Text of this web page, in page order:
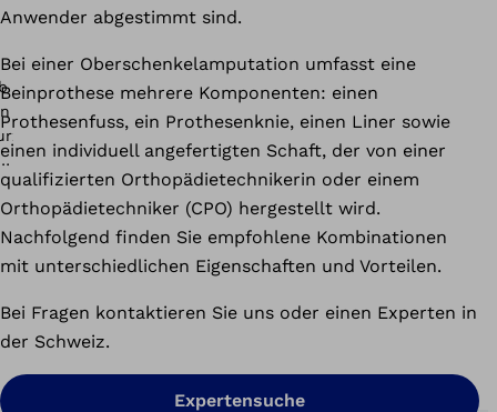
Anwender abgestimmt sind.
Bei einer Oberschenkelamputation umfasst eine
Beinprothese mehrere Komponenten: einen
Prothesenfuss, ein Prothesenknie, einen Liner sowie
einen individuell angefertigten Schaft, der von einer
qualifizierten Orthopädietechnikerin oder einem
Orthopädietechniker (CPO) hergestellt wird.
Nachfolgend finden Sie empfohlene Kombinationen
mit unterschiedlichen Eigenschaften und Vorteilen.
Bei Fragen kontaktieren Sie uns oder einen Experten in
der Schweiz.
Expertensuche